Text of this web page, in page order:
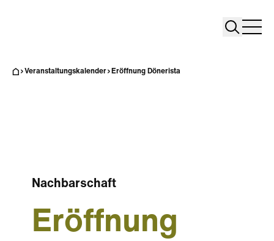
Search
Veranstaltungskalender Eröffnung Dönerista
Nachbarschaft
Eröffnung